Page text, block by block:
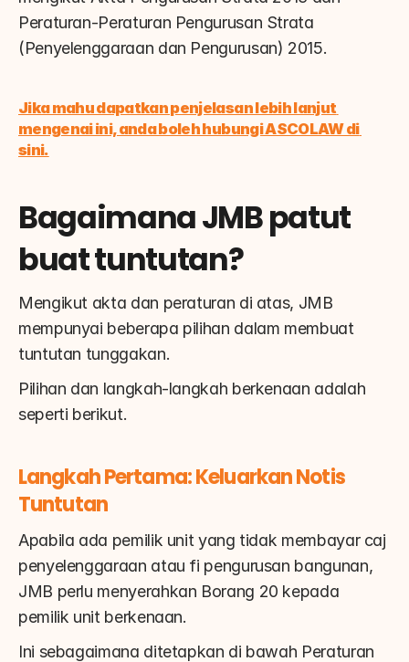
Peraturan-Peraturan Pengurusan Strata
(Penyelenggaraan dan Pengurusan) 2015.
Jika mahu dapatkan penjelasan lebih lanjut
mengenai ini, anda boleh hubungi ASCOLAW di
sini.
Bagaimana JMB patut
buat tuntutan?
Mengikut akta dan peraturan di atas, JMB
mempunyai beberapa pilihan dalam membuat
tuntutan tunggakan.
Pilihan dan langkah-langkah berkenaan adalah
seperti berikut.
Langkah Pertama: Keluarkan Notis
Tuntutan
Apabila ada pemilik unit yang tidak membayar caj
penyelenggaraan atau fi pengurusan bangunan,
JMB perlu menyerahkan Borang 20 kepada
pemilik unit berkenaan.
Ini sebagaimana ditetapkan di bawah Peraturan